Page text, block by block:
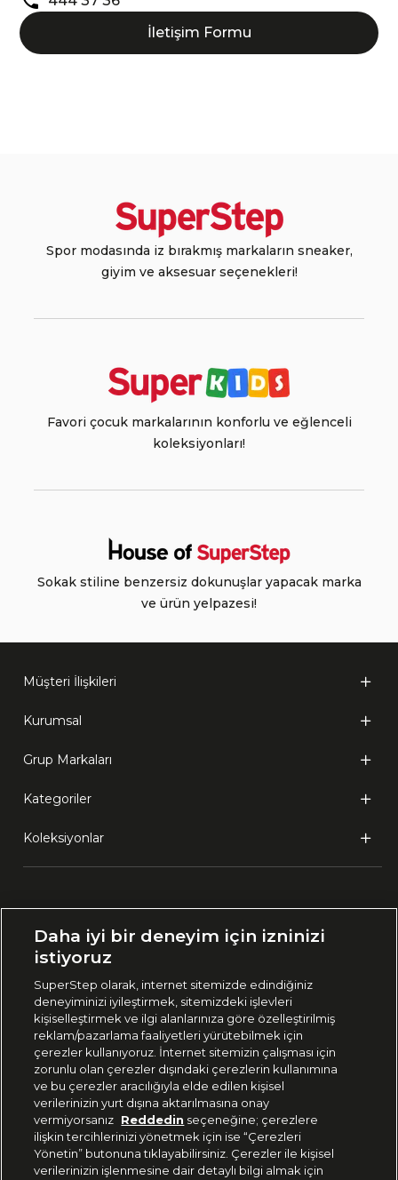
İletişim Formu
Spor modasında iz bırakmış markaların sneaker,
giyim ve aksesuar seçenekleri!
Favori çocuk markalarının konforlu ve eğlenceli
koleksiyonları!
Sokak stiline benzersiz dokunuşlar yapacak marka
ve ürün yelpazesi!
Müşteri İlişkileri
Kurumsal
Grup Markaları
Kategoriler
Koleksiyonlar
🇹🇷 Türkiye
444 37 36
Uygulamadan Takip Edin
Daha iyi bir deneyim için izninizi
istiyoruz
SuperStep olarak, internet sitemizde edindiğiniz
deneyiminizi iyileştirmek, sitemizdeki işlevleri
kişiselleştirmek ve ilgi alanlarınıza göre özelleştirilmiş
reklam/pazarlama faaliyetleri yürütebilmek için
çerezler kullanıyoruz. İnternet sitemizin çalışması için
zorunlu olan çerezler dışındaki çerezlerin kullanımına
ve bu çerezler aracılığıyla elde edilen kişisel
verilerinizin yurt dışına aktarılmasına onay
vermiyorsanız Reddedin seçeneğine; çerezlere
ilişkin tercihlerinizi yönetmek için ise “Çerezleri
Yönetin” butonuna tıklayabilirsiniz. Çerezler ile kişisel
verilerinizin işlenmesine dair detaylı bilgi almak için